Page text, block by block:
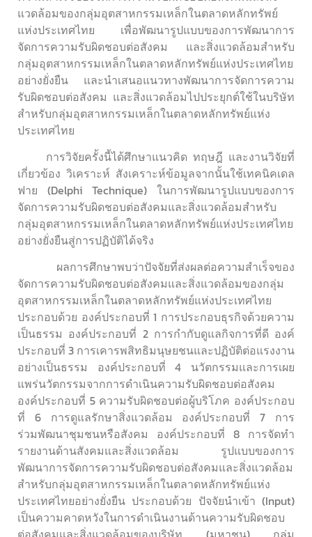
แวดล้อมของกลุ่มอุตสาหกรรมเหล็กในตลาดหลักทรัพย์
แห่งประเทศไทย เพื่อพัฒนารูปแบบของการพัฒนาการ
จัดการความรับผิดชอบต่อสังคม และสิ่งแวดล้อมสำหรับ
กลุ่มอุตสาหกรรมเหล็กในตลาดหลักทรัพย์แห่งประเทศไทย
อย่างยั่งยืน และนำเสนอแนวทางพัฒนาการจัดการความ
รับผิดชอบต่อสังคม และสิ่งแวดล้อมไปประยุกต์ใช้ในบริษัท
สำหรับกลุ่มอุตสาหกรรมเหล็กในตลาดหลักทรัพย์แห่ง
ประเทศไทย
การวิจัยครั้งนี้ได้ศึกษาแนวคิด ทฤษฎี และงานวิจัยที่
เกี่ยวข้อง วิเคราะห์ สังเคราะห์ข้อมูลจากนั้นใช้เทคนิคเดล
ฟาย (Delphi Technique) ในการพัฒนารูปแบบของการ
จัดการความรับผิดชอบต่อสังคมและสิ่งแวดล้อมสำหรับ
กลุ่มอุตสาหกรรมเหล็กในตลาดหลักทรัพย์แห่งประเทศไทย
อย่างยั่งยืนสู่การปฏิบัติได้จริง
ผลการศึกษาพบว่าปัจจัยที่ส่งผลต่อความสำเร็จของ
จัดการความรับผิดชอบต่อสังคมและสิ่งแวดล้อมของกลุ่ม
อุตสาหกรรมเหล็กในตลาดหลักทรัพย์แห่งประเทศไทย
ประกอบด้วย องค์ประกอบที่ 1 การประกอบธุรกิจด้วยความ
เป็นธรรม องค์ประกอบที่ 2 การกำกับดูแลกิจการที่ดี องค์
ประกอบที่ 3 การเคารพสิทธิมนุษยชนและปฏิบัติต่อแรงงาน
อย่างเป็นธรรม องค์ประกอบที่ 4 นวัตกรรมและการเผย
แพร่นวัตกรรมจากการดำเนินความรับผิดชอบต่อสังคม
องค์ประกอบที่ 5 ความรับผิดชอบต่อผู้บริโภค องค์ประกอบ
ที่ 6 การดูแลรักษาสิ่งแวดล้อม องค์ประกอบที่ 7 การ
ร่วมพัฒนาชุมชนหรือสังคม องค์ประกอบที่ 8 การจัดทำ
รายงานด้านสังคมและสิ่งแวดล้อม รูปแบบของการ
พัฒนาการจัดการความรับผิดชอบต่อสังคมและสิ่งแวดล้อม
สำหรับกลุ่มอุตสาหกรรมเหล็กในตลาดหลักทรัพย์แห่ง
ประเทศไทยอย่างยั่งยืน ประกอบด้วย ปัจจัยนำเข้า (Input)
เป็นความคาดหวังในการดำเนินงานด้านความรับผิดชอบ